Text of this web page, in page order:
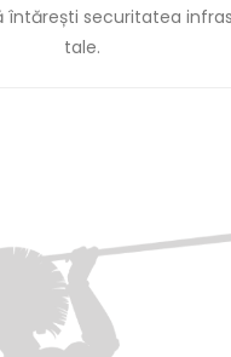
întărești securitatea
tale.